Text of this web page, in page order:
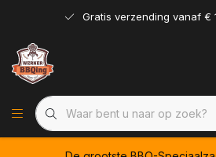
Gratis verzending vanaf €